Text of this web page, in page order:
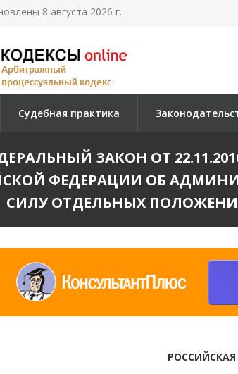
8 августа 2026 г.
Судебная практика
ЗАКОН ОТ
ФЕДЕРАЦИИ ОБ
СИЛУ ОТДЕЛЬНЫХ